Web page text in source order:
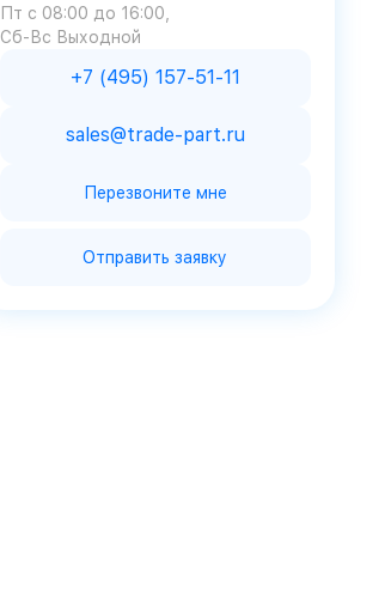
Пт с 08:00 до 16:00
Сб-Вс Выходной
+7 (495) 157-51-11
sales@trade-part.ru
Перезвоните мне
Отправить заявку